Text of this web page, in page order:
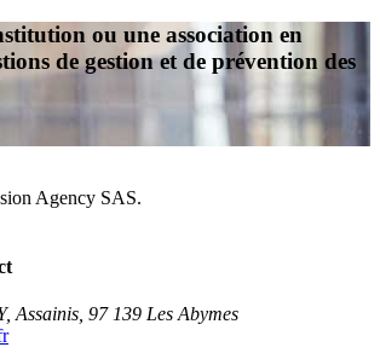
ou une association en
de gestion et de prévention des
Agency SAS.
Assainis, 97 139 Les Abymes